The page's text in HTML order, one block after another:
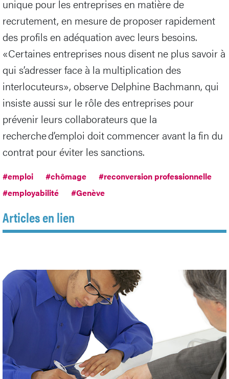
unique pour les entreprises en matière de
recrutement, en mesure de proposer rapidement
des profils en adéquation avec leurs besoins.
«Certaines entreprises nous disent ne plus savoir à
qui s’adresser face à la multiplication des
interlocuteurs», observe Delphine Bachmann, qui
insiste aussi sur le rôle des entreprises pour
prévenir leurs collaborateurs que la
recherche d’emploi doit commencer avant la fin du
contrat pour éviter les sanctions.
#emploi #chômage
#reconversion professionnelle
#employabilité
#Genève
Articles en lien